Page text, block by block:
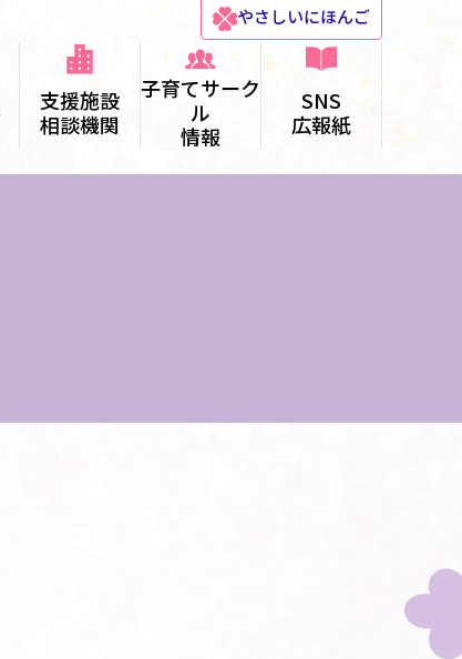
やさしいにほんご
支援施設
相談機関
子育てサーク
ル
情報
SNS
広報紙